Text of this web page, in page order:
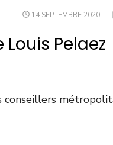
POSTED
14 SEPTEMBRE 2020
Pelaez
conseillers